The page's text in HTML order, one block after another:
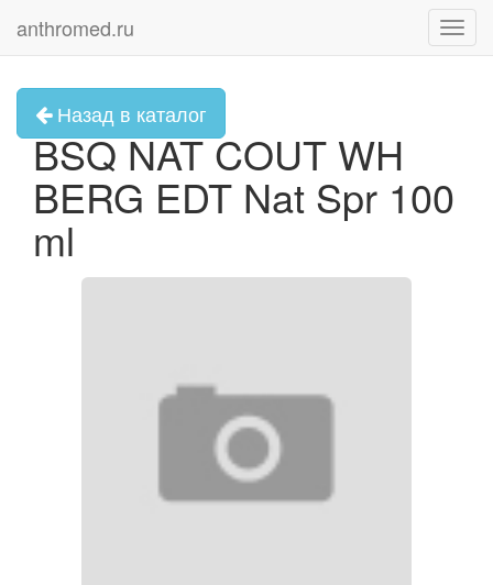
anthromed.ru
Назад в каталог
BSQ NAT COUT WH
BERG EDT Nat Spr 100
ml